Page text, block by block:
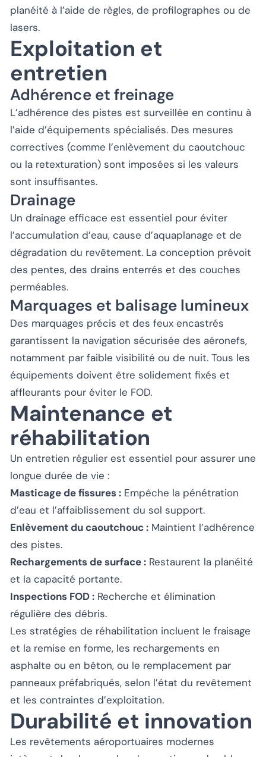
planéité à l’aide de règles, de profilographes ou de
lasers.
Exploitation et
entretien
Adhérence et freinage
L’adhérence des pistes est surveillée en continu à
l’aide d’équipements spécialisés. Des mesures
correctives (comme l’enlèvement du caoutchouc
ou la retexturation) sont imposées si les valeurs
sont insuffisantes.
Drainage
Un drainage efficace est essentiel pour éviter
l’accumulation d’eau, cause d’aquaplanage et de
dégradation du revêtement. La conception prévoit
des pentes, des drains enterrés et des couches
perméables.
Marquages et balisage lumineux
Des marquages précis et des feux encastrés
garantissent la navigation sécurisée des aéronefs,
notamment par faible visibilité ou de nuit. Tous les
équipements doivent être solidement fixés et
affleurants pour éviter le FOD.
Maintenance et
réhabilitation
Un entretien régulier est essentiel pour assurer une
longue durée de vie :
Masticage de fissures : Empêche la pénétration
d’eau et l’affaiblissement du sol support.
Enlèvement du caoutchouc : Maintient l’adhérence
des pistes.
Rechargements de surface : Restaurent la planéité
et la capacité portante.
Inspections FOD : Recherche et élimination
régulière des débris.
Les stratégies de réhabilitation incluent le fraisage
et la remise en forme, les rechargements en
asphalte ou en béton, ou le remplacement par
panneaux préfabriqués, selon l’état du revêtement
et les contraintes d’exploitation.
Durabilité et innovation
Les revêtements aéroportuaires modernes